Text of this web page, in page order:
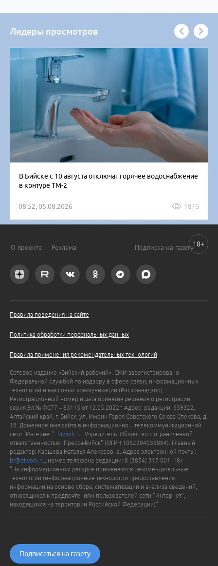
Лидеры просмотров
В Бийске с 10 августа отключат горячее водоснабжение
в контуре ТМ-2
08:52, 05.08.2026 1815
О проекте Реклама Подписка на газету
Правила поведения на сайте
Политика обработки персональных данных
Правила применения рекомендательных технологий
Сетевое издание «Бийский рабочий». СМИ зарегистрировано
Федеральной службой по надзору в сфере связи, информационных
технологий и массовых коммуникаций (Роскомнадзор).
Регистрационный номер и дата принятия решения о регистрации:
серия Эл № ФС77 – 83115 от 12.05.2022г. Адрес: редакции: 659322,
Алтайский край, г. Бийск, ул. Имени Героя Советского Союза Спекова, д.
16. Доменное имя сайта в информационно – телекоммуникационной
сети "Интернет": biwork.ru . Учредитель: Общество с ограниченной
ответственностью "Пресса-Бийск" (ОГРН 1062204039864). Главный
редактор: Каршева Наталья Алексеевна. Адрес электронной почты:
br@biwork.ru , номер телефона редакции: 8 (3854) 317-001. 18+
"На информационном ресурсе применяются рекомендательные
технологии (информационные технологии предоставления
информации на основе сбора, систематизации и анализа сведений,
относящихся к предпочтениям пользователей сети "Интернет",
находящихся на территории Российской Федерации)".
Подписаться на газету
18+